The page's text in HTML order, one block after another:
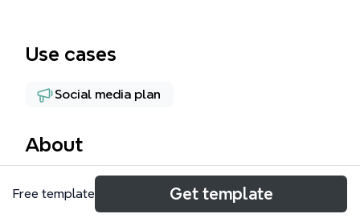
Use cases
Social media plan
About
この「You Tube マインドマップ」は、YouTubeチャ
ンネルの開設や運営を検討しているクリエイター、マ
Free template Get template